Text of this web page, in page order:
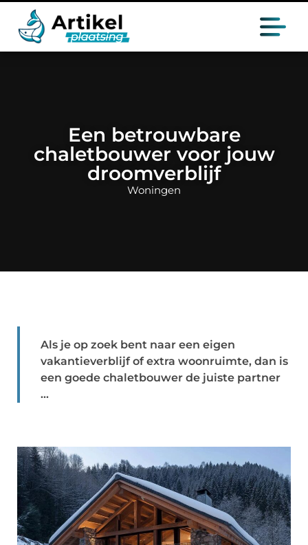
Een betrouwbare
chaletbouwer voor jouw
droomverblijf
Woningen
Als je op zoek bent naar een eigen
vakantieverblijf of extra woonruimte, dan is
een goede chaletbouwer de juiste partner
...